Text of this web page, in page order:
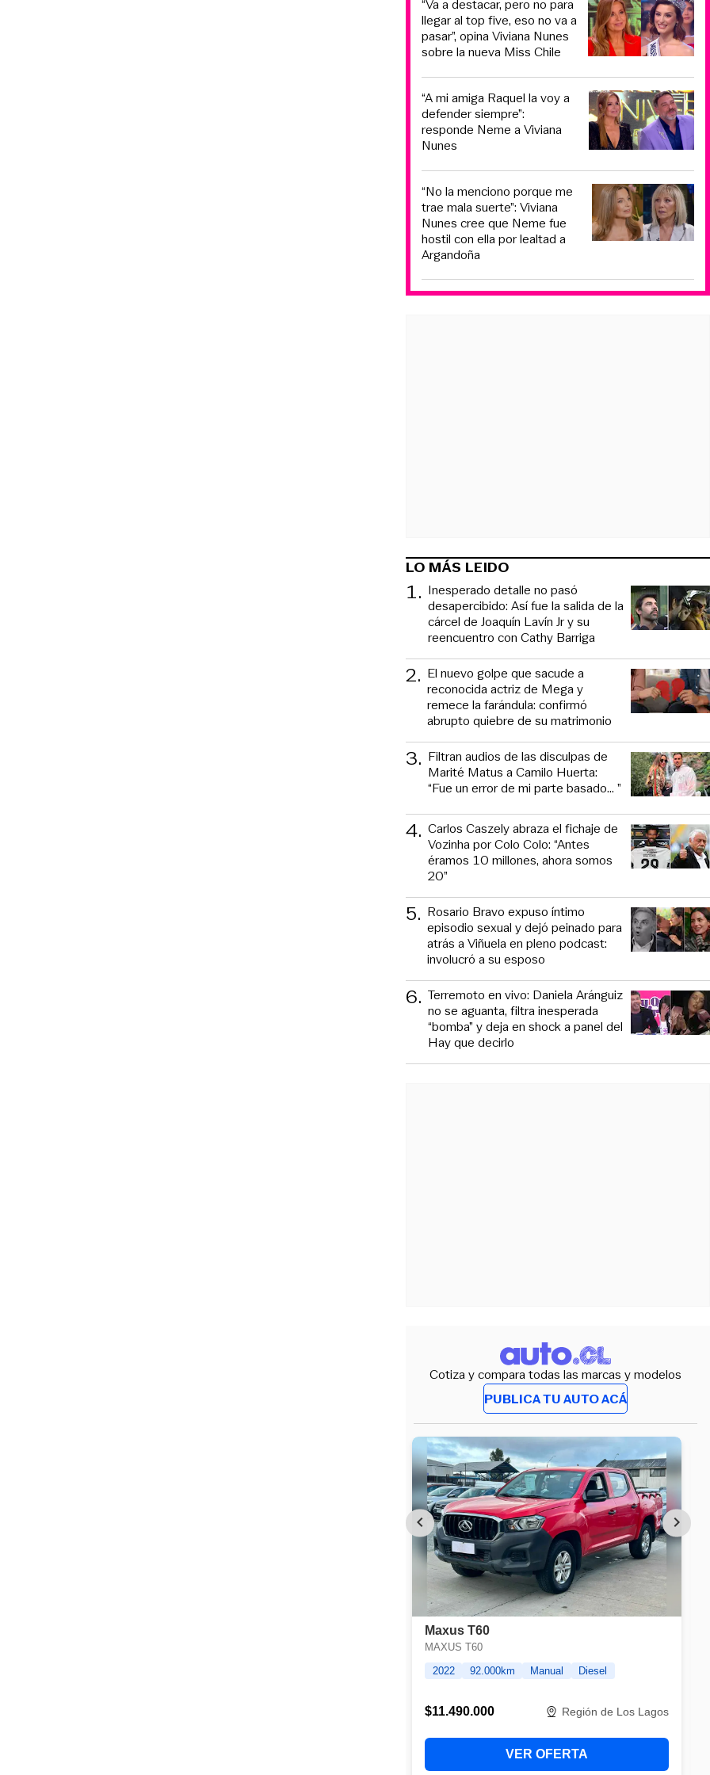
“Va a destacar, pero no para
llegar al top five, eso no va a
pasar”, opina Viviana Nunes
sobre la nueva Miss Chile
“A mi amiga Raquel la voy a
defender siempre”:
responde Neme a Viviana
Nunes
“No la menciono porque me
trae mala suerte”: Viviana
Nunes cree que Neme fue
hostil con ella por lealtad a
Argandoña
LO MÁS LEIDO
1. Inesperado detalle no pasó
desapercibido: Así fue la salida de la
cárcel de Joaquín Lavín Jr y su
reencuentro con Cathy Barriga
2. El nuevo golpe que sacude a
reconocida actriz de Mega y
remece la farándula: confirmó
abrupto quiebre de su matrimonio
3. Filtran audios de las disculpas de
Marité Matus a Camilo Huerta:
“Fue un error de mi parte basado... ”
4. Carlos Caszely abraza el fichaje de
Vozinha por Colo Colo: “Antes
éramos 10 millones, ahora somos
20”
5. Rosario Bravo expuso íntimo
episodio sexual y dejó peinado para
atrás a Viñuela en pleno podcast:
involucró a su esposo
6. Terremoto en vivo: Daniela Aránguiz
no se aguanta, filtra inesperada
“bomba” y deja en shock a panel del
Hay que decirlo
Cotiza y compara todas las marcas y modelos
PUBLICA TU AUTO ACÁ